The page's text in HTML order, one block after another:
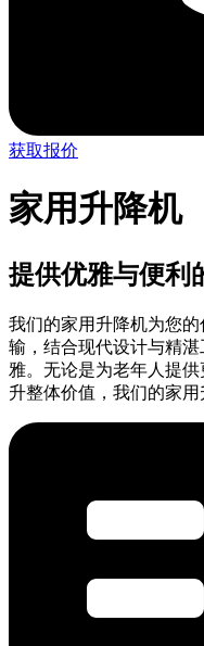
获取报价
家用升降机
提供优雅与便利
我们的家用升降机为您
输，结合现代设计与精
雅。无论是为老年人提
升整体价值，我们的家用